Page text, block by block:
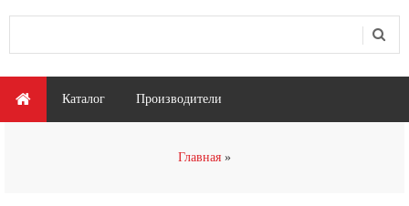
Главное меню
Каталог Производители
Главная